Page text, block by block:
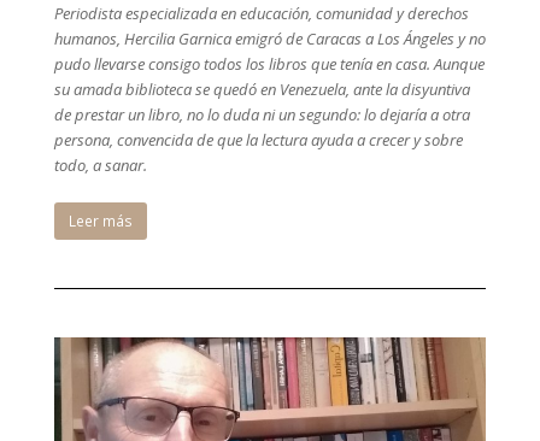
Periodista especializada en educación, comunidad y derechos
humanos, Hercilia Garnica emigró de Caracas a Los Ángeles y no
pudo llevarse consigo todos los libros que tenía en casa. Aunque
su amada biblioteca se quedó en Venezuela, ante la disyuntiva
de prestar un libro, no lo duda ni un segundo: lo dejaría a otra
persona, convencida de que la lectura ayuda a crecer y sobre
todo, a sanar.
Leer más